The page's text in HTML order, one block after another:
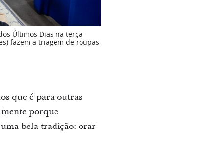
Últimos Dias na terça-
fazem a triagem de roupas
que é para outras
porque
bela tradição: orar